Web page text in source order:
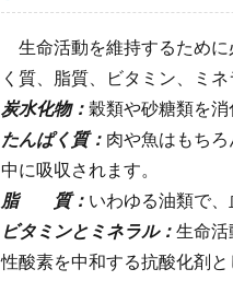
生命活動を維持するために
く質、脂質、ビタミン、ミ
炭水化物： 穀類や砂糖類を消
たんぱく質： 肉や魚はもち
中に吸収されます。
脂 質： いわゆる油類で
ビタミンとミネラル： 生命活
性酸素を中和する抗酸化剤と